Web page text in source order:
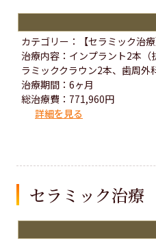
カテゴリー：【セラミック治療
治療内容：インプラント2本（
ラミッククラウン2本、歯周外
治療期間：6ヶ月
総治療費：771,960円
詳細を見る
セラミック治療